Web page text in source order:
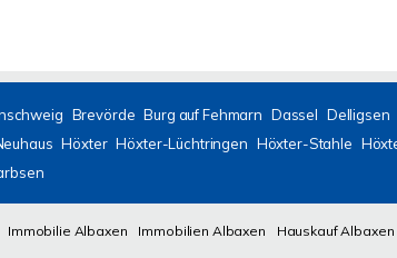
Brevörde Burg auf Fehmarn Dassel Delligsen
Höxter Höxter-Lüchtringen Höxter-Stahle
Immobilie Albaxen Immobilien Albaxen Hauskauf Albaxen